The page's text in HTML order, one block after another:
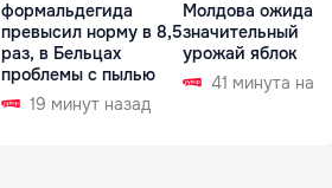
формальдегида
превысил норму в 8,5
раз, в Бельцах
проблемы с пылью
19 минут назад
Молдова ожидает
значительный
урожай яблок
41 минута